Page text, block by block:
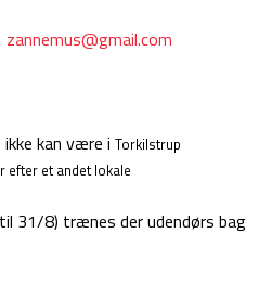
zannemus@gmail.com
kan være i Torkilstrup
efter et andet lokale
31/8) trænes der udendørs bag